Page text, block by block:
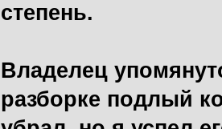
степень.
Владелец
разборке подлый